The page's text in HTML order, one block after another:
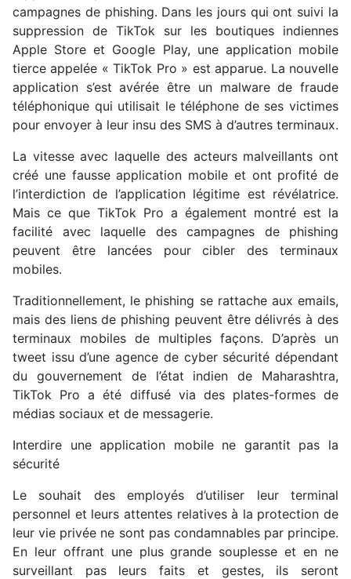
campagnes de phishing. Dans les jours qui ont suivi la
suppression de TikTok sur les boutiques indiennes
Apple Store et Google Play, une application mobile
tierce appelée « TikTok Pro » est apparue. La nouvelle
application s’est avérée être un malware de fraude
téléphonique qui utilisait le téléphone de ses victimes
pour envoyer à leur insu des SMS à d’autres terminaux.
La vitesse avec laquelle des acteurs malveillants ont
créé une fausse application mobile et ont profité de
l’interdiction de l’application légitime est révélatrice.
Mais ce que TikTok Pro a également montré est la
facilité avec laquelle des campagnes de phishing
peuvent être lancées pour cibler des terminaux
mobiles.
Traditionnellement, le phishing se rattache aux emails,
mais des liens de phishing peuvent être délivrés à des
terminaux mobiles de multiples façons. D’après un
tweet issu d’une agence de cyber sécurité dépendant
du gouvernement de l’état indien de Maharashtra,
TikTok Pro a été diffusé via des plates-formes de
médias sociaux et de messagerie.
Interdire une application mobile ne garantit pas la
sécurité
Le souhait des employés d’utiliser leur terminal
personnel et leurs attentes relatives à la protection de
leur vie privée ne sont pas condamnables par principe.
En leur offrant une plus grande souplesse et en ne
surveillant pas leurs faits et gestes, ils seront